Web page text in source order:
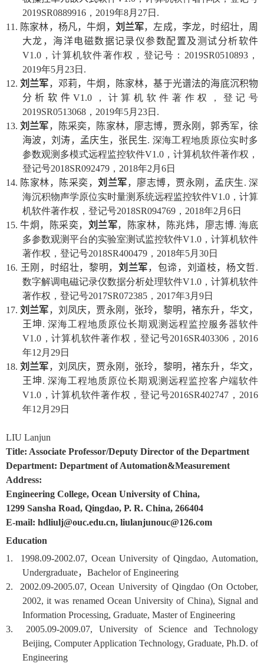
2019SR0889916， 2019年8月 27日 .
11. 陈家林，杨凡，牛炯， 刘兰军，左成，李龙，时绍壮，周
大龙，海洋电磁数据记录仪参数配置及测试分析软件
V1.0，计算机软件著作权，登记号： 2019SR0510893，
2019年5月 23日 .
12.刘兰军，邓莉，牛炯，陈家林，基于光谱法的海底沉积物
分析软件V1.0 ，计算机软件著作权，登记号
2019SR0513068， 2019年5月 23日 .
13.刘兰军，陈采奕，陈家林，廖志博，贾永刚，郭秀军，徐
海波，刘涛，孟庆生，张民生. 深海工程地质原位实时多
参数观测多模式远程监控软件V1.0，计算机软件著作权，
登记号2018SR092479， 2018年2 月 6日
14. 陈家林，陈采奕，刘兰军，廖志博，贾永刚，孟庆生.深
海沉积物声学原位实时量测系统远程监控软件V1.0，计算
机软件著作权，登记号2018SR094769， 2018年2 月 6日
15.牛炯，陈采奕， 刘兰军，陈家林，陈兆炜，廖志博. 海底
多参数观测平台的实验室测试监控软件V1.0，计算机软件
著作权，登记号2018SR400479， 2018年5月 30日
16. 王刚，时绍壮，黎明，刘兰军，包谛，刘道枝，杨文哲.
数字解调电磁记录仪数据分析处理软件V1.0，计算机软件
著作权，登记号2017SR072385， 2017年3月 9日
17.刘兰军，刘凤庆，贾永刚，张玲，黎明，褚东升，华文，
王坤. 深海工程地质原位长期观测远程监控服务器软件
V1.0，计算机软件著作权，登记号2016SR403306 ， 2016
年12 月 29日
18.刘兰军，刘凤庆，贾永刚，张玲，黎明，褚东升，华文，
王坤. 深海工程地质原位长期观测远程监控客户端软件
V1.0，计算机软件著作权，登记号2016SR402747 ， 2016
年12 月 29日
LIU Lanjun
Title: Associate Professor/Deputy Director of the Department
Department: Department of Automation&Measurement
Address:
Engineering College, Ocean University of China,
1299 Sansha Road, Qingdao, P. R. China, 266404
E-mail: hdliulj@ouc.edu.cn, liulanjunouc@126.com
Education
1. 1998.09-2002.07, Ocean University of Qingdao, Automation,
Undergraduate， Bachelor of Engineering
2. 2002.09-2005.07, Ocean University of Qingdao (On October,
2002, it was renamed Ocean University of China), Signal and
Information Processing, Graduate, Master of Engineering
3. 2005.09-2009.07, University of Science and Technology
Beijing, Computer Application Technology, Graduate, Ph.D. of
Engineering